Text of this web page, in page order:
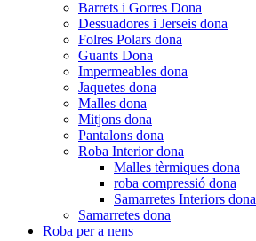
Barrets i Gorres Dona
Dessuadores i Jerseis dona
Folres Polars dona
Guants Dona
Impermeables dona
Jaquetes dona
Malles dona
Mitjons dona
Pantalons dona
Roba Interior dona
Malles tèrmiques dona
roba compressió dona
Samarretes Interiors dona
Samarretes dona
Roba per a nens